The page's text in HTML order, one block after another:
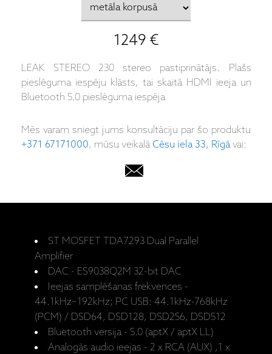
1249 €
LEAK STEREO 230 stereo pastiprinātājs. Plašs
pieslēguma iespēju klāsts, tai skaitā HDMI ieeja un
Bluetooth 5.0 pieslēguma iespēja
Mēs varam sniegt jums konsultāciju par šo produktu
+371 67171000, mūsu veikalāCēsu iela 33, Rīgāvai:
ST MOSFET TDA7293 Dual Parallel
Amplifier
DAC - ES9038Q2M 32-bit DAC
Ieejas samplēšanas frekvences -
44.1kHz~192kHz; PC USB: 44.1kHz-768kHz
(PCM) / DSD64, DSD128, DSD256, DSD512
Bluetooth versija - 5.0 (aptX / aptX LL)
Analogās audio ieejas - 2 x RCA (AUX) ,1 x